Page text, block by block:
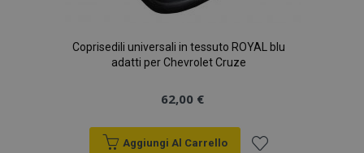
Coprisedili universali in tessuto ROYAL blu
adatti per Chevrolet Cruze
62,00 €
Aggiungi Al Carrello